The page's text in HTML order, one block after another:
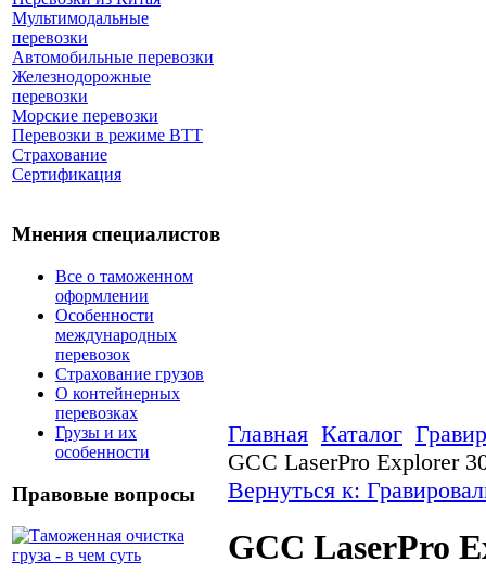
Мультимодальные
перевозки
Автомобильные перевозки
Железнодорожные
перевозки
Морские перевозки
Перевозки в режиме ВТТ
Страхование
Сертификация
Мнения специалистов
Все о таможенном
оформлении
Особенности
международных
перевозок
Страхование грузов
О контейнерных
перевозках
Грузы и их
особенности
Правовые вопросы
Главная Каталог
GCC LaserPro Explorer
Вернуться к:
GCC LaserPro